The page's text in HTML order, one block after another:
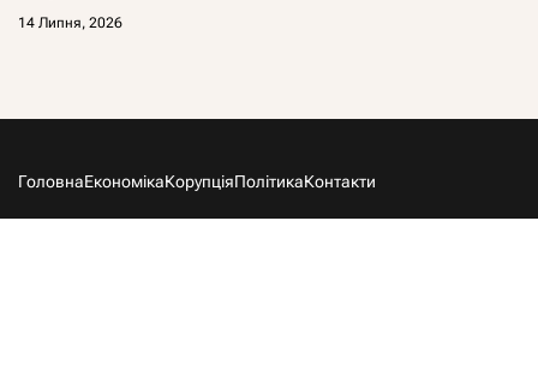
14 Липня, 2026
ГоловнаЕкономікаКорупціяПолітикаКонтакти